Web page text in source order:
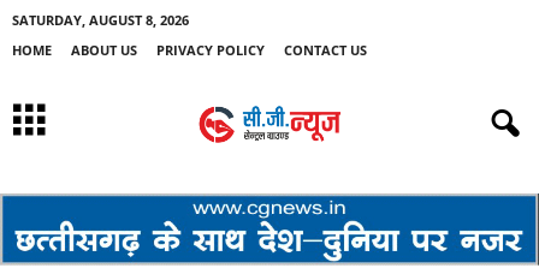
SATURDAY, AUGUST 8, 2026
HOME
ABOUT US PRIVACY POLICY CONTACT US